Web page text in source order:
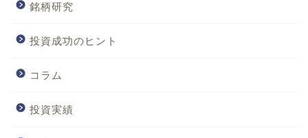
銘柄研究
投資成功のヒント
コラム
投資実績